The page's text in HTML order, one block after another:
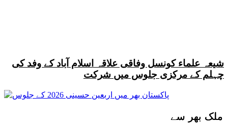
ملک بھر سے
ملک بھر سے
ملک بھر سے
شیعہ علماء کونسل وفاقی علاقہ اسلام آباد کے وفد کی
چہلم کے مرکزی جلوس میں شرکت